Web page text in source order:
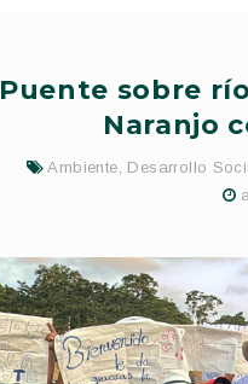
Puente sobre
Naranjo
Ambiente, Desarrollo